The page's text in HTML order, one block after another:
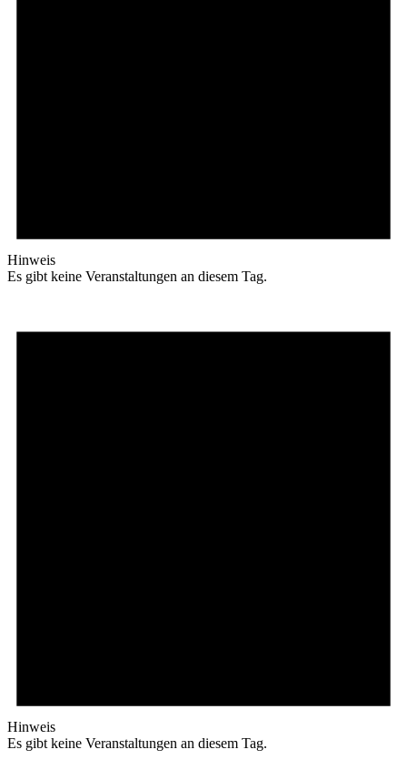
Hinweis
Es gibt keine Veranstaltungen an diesem Tag.
Hinweis
Es gibt keine Veranstaltungen an diesem Tag.